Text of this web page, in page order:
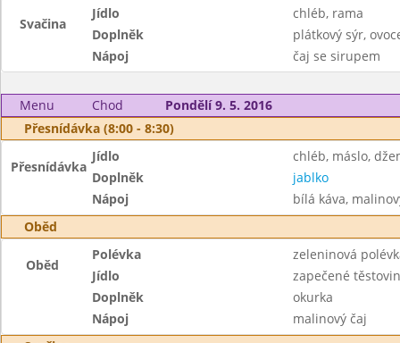
Svačina
Jídlo
chléb, rama
Doplněk
plátkový sýr,
Nápoj
čaj se sirupem
Menu Chod
Pondělí 9. 5. 2016
Přesnídávka (8:00 - 8:30)
Přesnídávka
Jídlo
chléb, máslo,
Doplněk
jablko
Nápoj
bílá káva,
Oběd
Oběd
Polévka
zeleninová
Jídlo
zapečené
Doplněk
okurka
Nápoj
malinový čaj